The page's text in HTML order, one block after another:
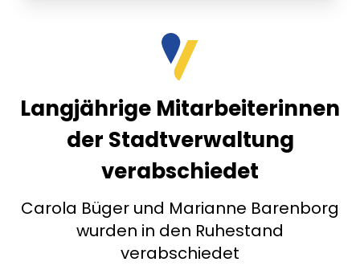
Langjährige Mitarbeiterinnen
der Stadtverwaltung
verabschiedet
Carola Büger und Marianne Barenborg
wurden in den Ruhestand
verabschiedet